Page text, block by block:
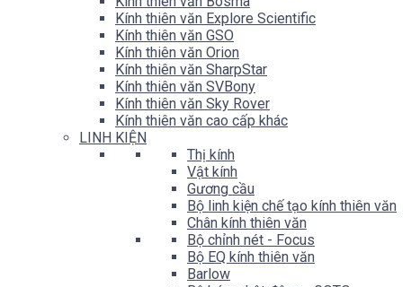
Kính thiên văn Explore Scientific
Kính thiên văn GSO
Kính thiên văn Orion
Kính thiên văn SharpStar
Kính thiên văn SVBony
Kính thiên văn Sky Rover
Kính thiên văn cao cấp khác
LINH KIỆN
Thị kính
Vật kính
Gương cầu
Bộ linh kiện chế tạo kính thiên văn
Chân kính thiên văn
Bộ chỉnh nét - Focus
Bộ EQ kính thiên văn
Barlow